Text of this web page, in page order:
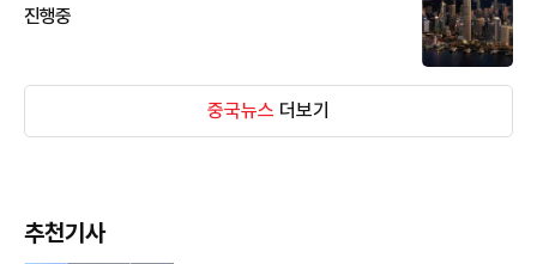
진행중
중국뉴스 더보기
추천기사